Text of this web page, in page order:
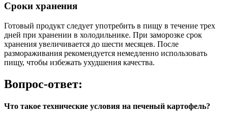
Сроки хранения
Готовый продукт следует употребить в пищу в течение трех
дней при хранении в холодильнике. При заморозке срок
хранения увеличивается до шести месяцев. После
размораживания рекомендуется немедленно использовать
пищу, чтобы избежать ухудшения качества.
Вопрос-ответ:
Что такое технические условия на печеный картофель?